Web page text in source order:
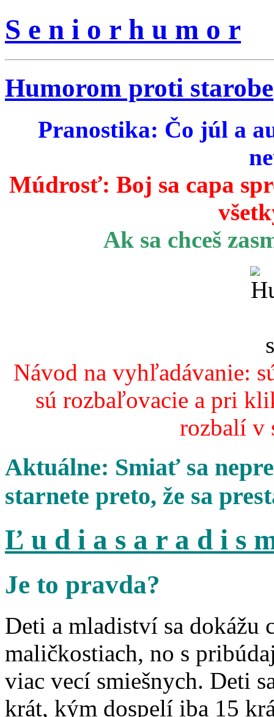
S e n i o r h u m o r
Humorom proti starobe
Pranostika: Čo júl a
Múdrosť: Boj sa capa
Ak sa chceš
Návod na vyhľadávanie:
sú rozbaľovacie a pri
rozbalí v
Aktuálne: Smiať sa
starnete preto, že sa
Ľ u d i a s a r a d i s
Je to pravda?
Deti a mladiství sa dokážu
maličkostiach, no s
viac vecí smiešnych. Deti
krát, kým dospelí iba 15